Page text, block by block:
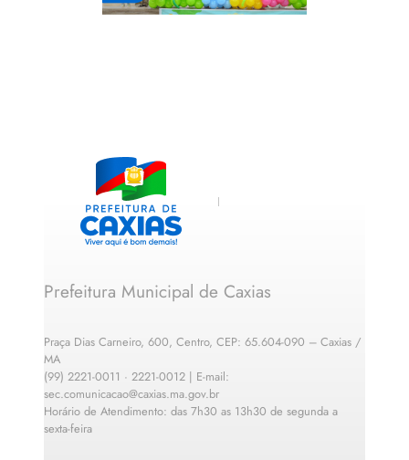
Prefeitura Municipal de Caxias
Praça Dias Carneiro, 600, Centro, CEP: 65.604-090 – Caxias /
MA
(99) 2221-0011 · 2221-0012 | E-mail:
sec.comunicacao@caxias.ma.gov.br
Horário de Atendimento: das 7h30 as 13h30 de segunda a
sexta-feira